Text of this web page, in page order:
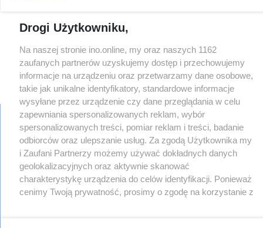
regulamin
reklama
redakcja
pliki cookies
prywatność
Drogi Użytkowniku,
Na naszej stronie ino.online, my oraz naszych 1162
zaufanych partnerów uzyskujemy dostęp i przechowujemy
informacje na urządzeniu oraz przetwarzamy dane osobowe,
takie jak unikalne identyfikatory, standardowe informacje
wysyłane przez urządzenie czy dane przeglądania w celu
zapewniania spersonalizowanych reklam, wybór
spersonalizowanych treści, pomiar reklam i treści, badanie
odbiorców oraz ulepszanie usług. Za zgodą Użytkownika my
i Zaufani Partnerzy możemy używać dokładnych danych
geolokalizacyjnych oraz aktywnie skanować
charakterystykę urządzenia do celów identyfikacji. Ponieważ
cenimy Twoją prywatność, prosimy o zgodę na korzystanie z